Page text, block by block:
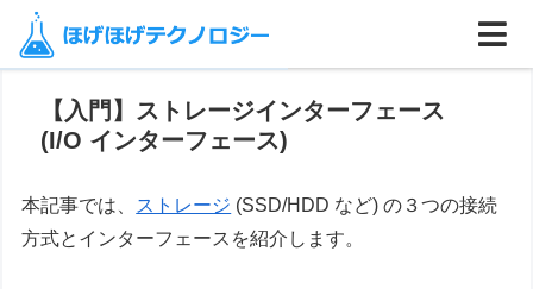
ホーム
【入門】ストレージインターフェース
(I/O インターフェース)
本記事では、 ストレージ (SSD/HDD など) の３つの接続
方式とインターフェースを紹介します。